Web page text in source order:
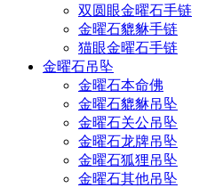
双圆眼金曜石手链
金曜石貔貅手链
猫眼金曜石手链
金曜石吊坠
金曜石本命佛
金曜石貔貅吊坠
金曜石关公吊坠
金曜石龙牌吊坠
金曜石狐狸吊坠
金曜石其他吊坠